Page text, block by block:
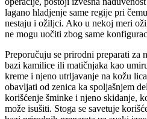
lagano hladjenje same regije pri
nestaju i ožiljci. Ako u nekoj meri
ne mogu uočiti zbog same
Preporučuju se prirodni preparati za
bazi kamilice ili matičnjaka kao
kreme i njeno utrljavanje na kožu
obavljati od zenica ka spoljašnjem
korišćenje šminke i njeno skidanje,
može isušiti. Stoga se savetuje